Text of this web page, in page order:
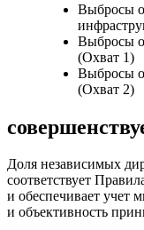
Выбросы
Выбросы
(Охват 1)
Выбросы
(Охват 2)
Доля независимых
соответствует
и обеспечивает учет
и объективность